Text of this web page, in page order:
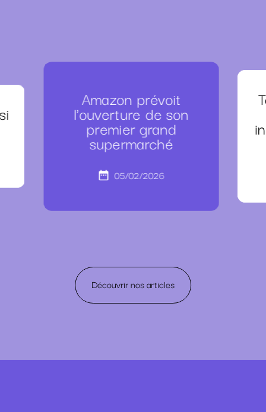
Amazon prévoit
l'ouverture de son
premier grand
supermarché
05/02/2026
Découvrir nos articles